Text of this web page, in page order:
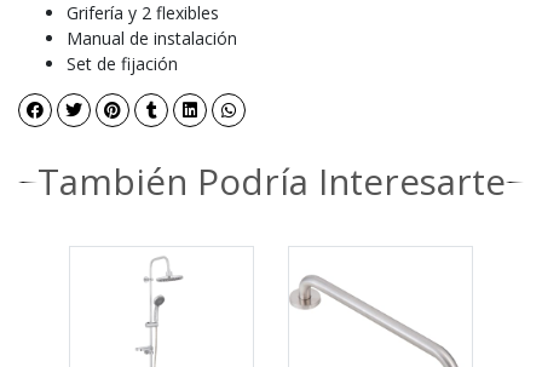
Grifería y 2 flexibles
Manual de instalación
Set de fijación
También Podría Interesarte